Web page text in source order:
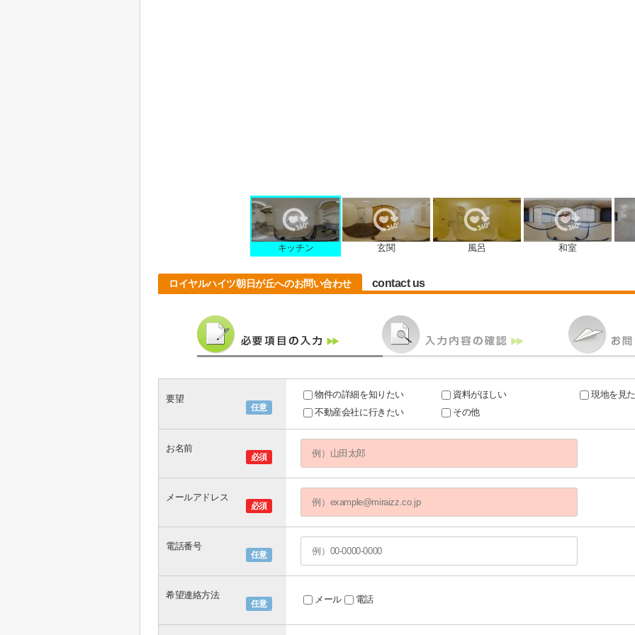
キッチン 玄関 風呂 和室
ロイヤルハイツ朝日が丘へのお問い合わせ contact us
任意
要望 物件の詳細を知りたい 資料がほしい
現地を見
不動産会社に行きたい
その他
必須
お名前
必須
メールアドレス
任意
電話番号
任意
希望連絡方法 メール 電話